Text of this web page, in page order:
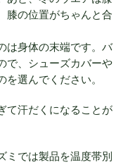
膝の位置がちゃんと合
は身体の末端です。バ
で、シューズカバーや
選んでください。
て汗だくになることが
ミでは製品を温度帯別